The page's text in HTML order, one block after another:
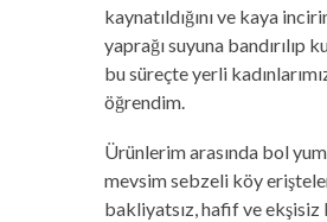
kaynatıldığını ve kaya
yaprağı suyuna bandırılıp
bu süreçte yerli
öğrendim.
Ürünlerim arasında bol
mevsim sebzeli köy
bakliyatsız, hafif ve ekşisiz